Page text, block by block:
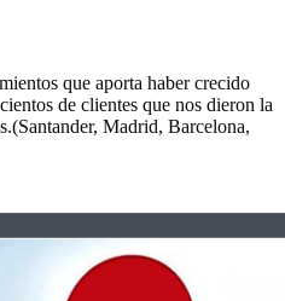
que aporta haber crecido
de clientes que nos dieron la
Madrid, Barcelona,